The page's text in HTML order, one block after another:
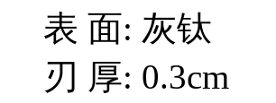
表 面: 灰钛
刃 厚: 0.3cm